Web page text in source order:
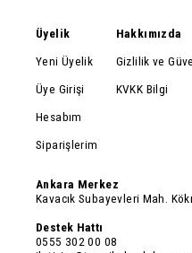
Üyelik
Yeni Üyelik
Üye Girişi
Hesabım
Siparişlerim
Hakkımızda
Gizlilik ve
KVKK Bilgi
Ankara Merkez
Kavacık Subayevleri Mah.
Destek Hattı
0555 302 00 08